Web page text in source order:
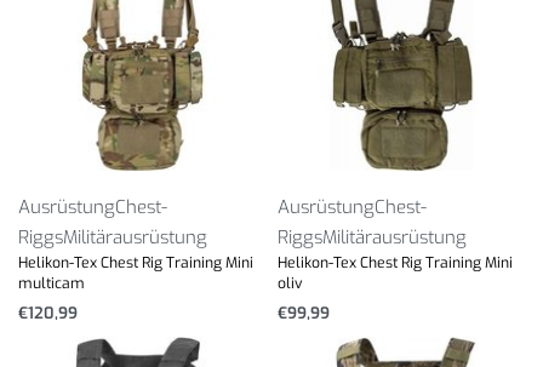
AusrüstungChest-
RiggsMilitärausrüstung
Helikon-Tex Chest Rig Training Mini
multicam
€120,99
AusrüstungChest-
RiggsMilitärausrüstung
Helikon-Tex Chest Rig Training Mini
oliv
€99,99